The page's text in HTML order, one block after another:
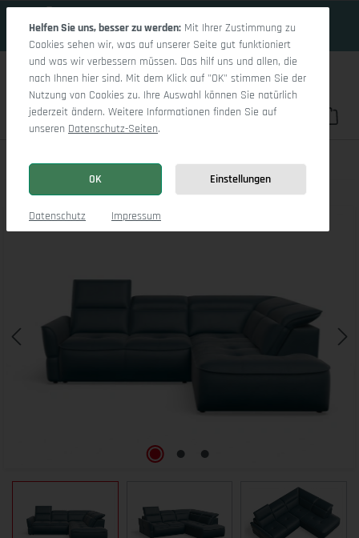
Du hast 0
Toledo Um Small R
Bildergalerie überspringen
Helfen Sie uns, besser zu werden: Mit Ihrer Zustimmung zu
Cookies sehen wir, was auf unserer Seite gut funktioniert
und was wir verbessern müssen. Das hilf uns und allen, die
nach Ihnen hier sind. Mit dem Klick auf "OK" stimmen Sie der
Nutzung von Cookies zu. Ihre Auswahl können Sie natürlich
jederzeit ändern. Weitere Informationen finden Sie auf
unseren Datenschutz-Seiten.
OK Einstellungen
Datenschutz Impressum